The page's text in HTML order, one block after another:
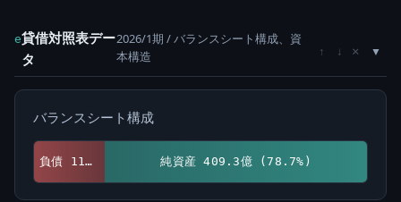
e貸借対照表デー
タ
2026/1期 / バランスシート構成、資
本構造
↑ ↓ ×
バランスシート構成
負債 110.7億 (21.3%) 純資産 409.3億 (78.7%)